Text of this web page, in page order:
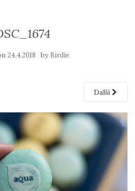
24.4.2018 by Birdie
Další